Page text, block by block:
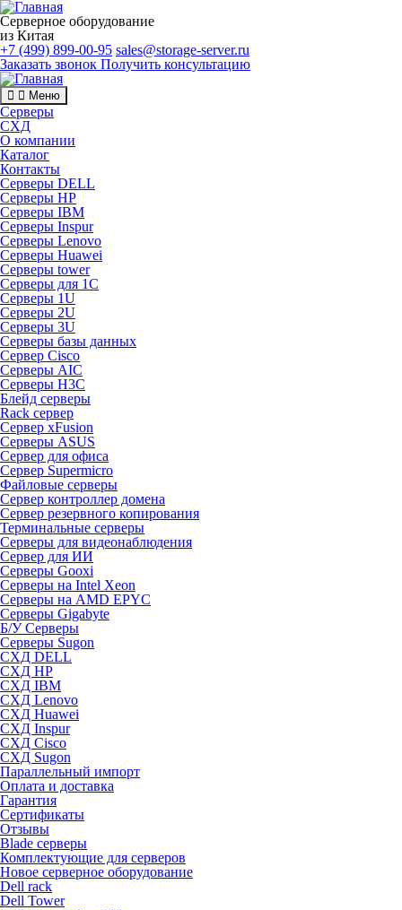
Серверное оборудование
из Китая
+7 (499) 899-00-95 sales@storage-server.ru
Заказать звонок Получить консультацию
Меню
Серверы
СХД
О компании
Каталог
Контакты
Серверы DELL
Серверы HP
Серверы IBM
Серверы Inspur
Серверы Lenovo
Серверы Huawei
Серверы tower
Серверы для 1C
Серверы 1U
Серверы 2U
Серверы 3U
Серверы базы данных
Сервер Cisco
Серверы AIC
Серверы H3C
Блейд серверы
Rack сервер
Сервер xFusion
Серверы ASUS
Сервер для офиса
Сервер Supermicro
Файловые серверы
Сервер контроллер домена
Сервер резервного копирования
Терминальные серверы
Серверы для видеонаблюдения
Сервер для ИИ
Серверы Gooxi
Серверы на Intel Xeon
Серверы на AMD EPYC
Серверы Gigabyte
Б/У Серверы
Серверы Sugon
СХД DELL
СХД HP
СХД IBM
СХД Lenovo
СХД Huawei
СХД Inspur
СХД Cisco
СХД Sugon
Параллельный импорт
Оплата и доставка
Гарантия
Сертификаты
Отзывы
Blade серверы
Комплектующие для серверов
Новое серверное оборудование
Dell rack
Dell Tower